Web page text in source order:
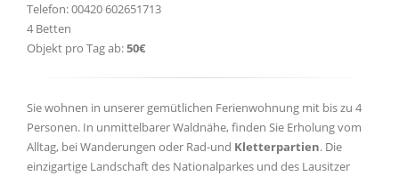
Telefon: 00420 602651713
4 Betten
Objekt pro Tag ab:50€
Sie wohnen in unserer gemütlichen Ferienwohnung mit bis zu 4
Personen. In unmittelbarer Waldnähe, finden Sie Erholung vom
Alltag, bei Wanderungen oder Rad-und Kletterpartien. Die
einzigartige Landschaft des Nationalparkes und des Lausitzer